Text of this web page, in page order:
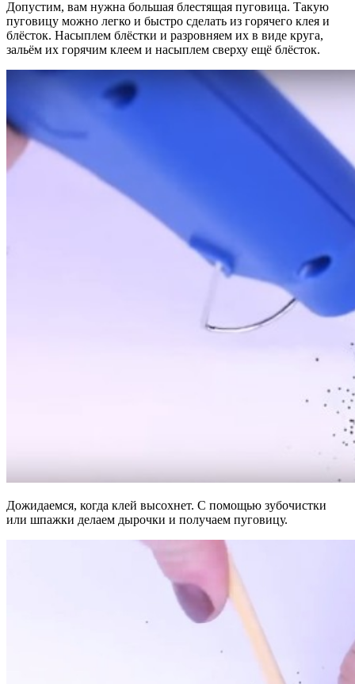
Допустим, вам нужна большая блестящая пуговица. Такую
пуговицу можно легко и быстро сделать из горячего клея и
блёсток. Насыплем блёстки и разровняем их в виде круга,
зальём их горячим клеем и насыплем сверху ещё блёсток.
Дожидаемся, когда клей высохнет. С помощью зубочистки
или шпажки делаем дырочки и получаем пуговицу.